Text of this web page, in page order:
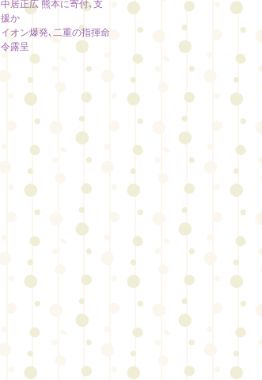
中居正広 熊本に寄付､支
援か
イオン爆発､二重の指揮命
令露呈